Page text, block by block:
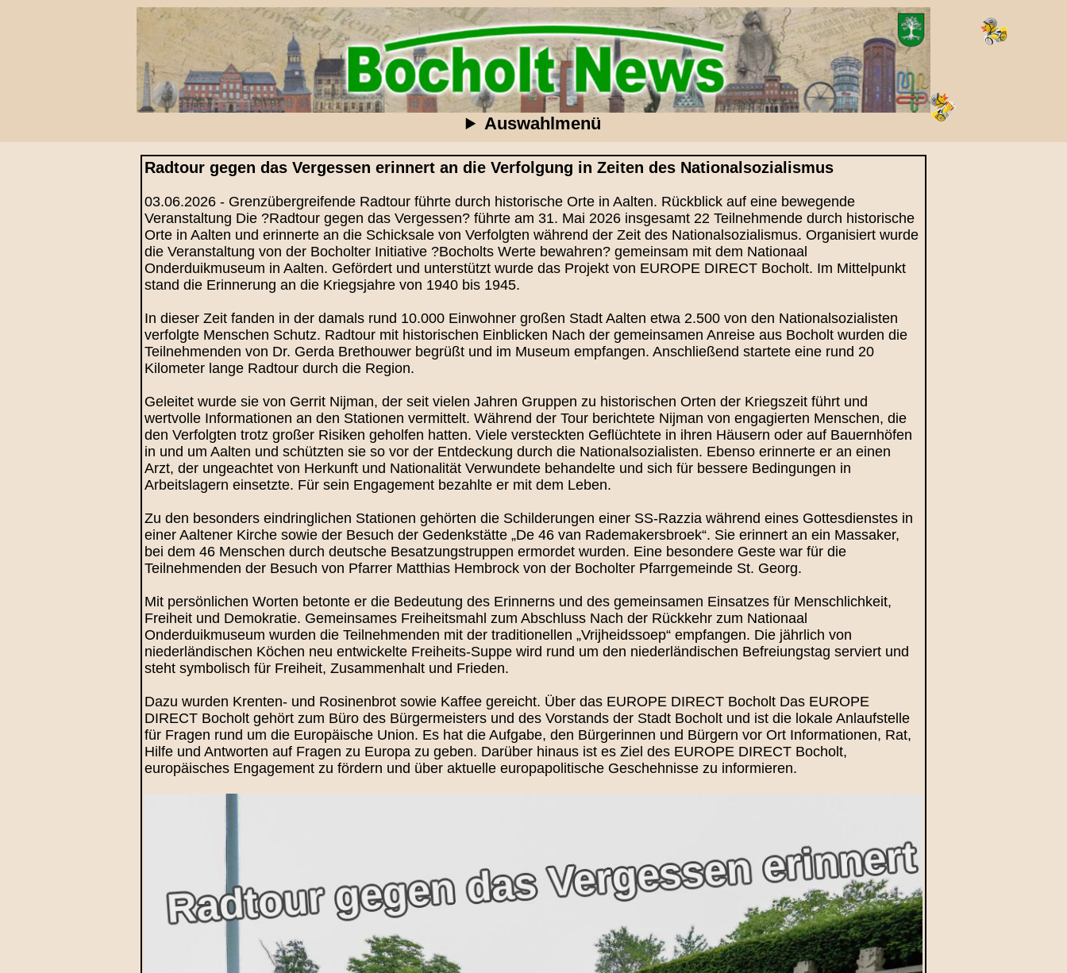
Auswahlmenü
Radtour gegen das Vergessen erinnert an die Verfolgung in Zeiten des Nationalsozialismus
03.06.2026 - Grenzübergreifende Radtour führte durch historische Orte in Aalten. Rückblick auf eine bewegende
Veranstaltung Die ?Radtour gegen das Vergessen? führte am 31. Mai 2026 insgesamt 22 Teilnehmende durch historische
Orte in Aalten und erinnerte an die Schicksale von Verfolgten während der Zeit des Nationalsozialismus. Organisiert wurde
die Veranstaltung von der Bocholter Initiative ?Bocholts Werte bewahren? gemeinsam mit dem Nationaal
Onderduikmuseum in Aalten. Gefördert und unterstützt wurde das Projekt von EUROPE DIRECT Bocholt. Im Mittelpunkt
stand die Erinnerung an die Kriegsjahre von 1940 bis 1945.
In dieser Zeit fanden in der damals rund 10.000 Einwohner großen Stadt Aalten etwa 2.500 von den Nationalsozialisten
verfolgte Menschen Schutz. Radtour mit historischen Einblicken Nach der gemeinsamen Anreise aus Bocholt wurden die
Teilnehmenden von Dr. Gerda Brethouwer begrüßt und im Museum empfangen. Anschließend startete eine rund 20
Kilometer lange Radtour durch die Region.
Geleitet wurde sie von Gerrit Nijman, der seit vielen Jahren Gruppen zu historischen Orten der Kriegszeit führt und
wertvolle Informationen an den Stationen vermittelt. Während der Tour berichtete Nijman von engagierten Menschen, die
den Verfolgten trotz großer Risiken geholfen hatten. Viele versteckten Geflüchtete in ihren Häusern oder auf Bauernhöfen
in und um Aalten und schützten sie so vor der Entdeckung durch die Nationalsozialisten. Ebenso erinnerte er an einen
Arzt, der ungeachtet von Herkunft und Nationalität Verwundete behandelte und sich für bessere Bedingungen in
Arbeitslagern einsetzte. Für sein Engagement bezahlte er mit dem Leben.
Zu den besonders eindringlichen Stationen gehörten die Schilderungen einer SS-Razzia während eines Gottesdienstes in
einer Aaltener Kirche sowie der Besuch der Gedenkstätte „De 46 van Rademakersbroek“. Sie erinnert an ein Massaker,
bei dem 46 Menschen durch deutsche Besatzungstruppen ermordet wurden. Eine besondere Geste war für die
Teilnehmenden der Besuch von Pfarrer Matthias Hembrock von der Bocholter Pfarrgemeinde St. Georg.
Mit persönlichen Worten betonte er die Bedeutung des Erinnerns und des gemeinsamen Einsatzes für Menschlichkeit,
Freiheit und Demokratie. Gemeinsames Freiheitsmahl zum Abschluss Nach der Rückkehr zum Nationaal
Onderduikmuseum wurden die Teilnehmenden mit der traditionellen „Vrijheidssoep“ empfangen. Die jährlich von
niederländischen Köchen neu entwickelte Freiheits-Suppe wird rund um den niederländischen Befreiungstag serviert und
steht symbolisch für Freiheit, Zusammenhalt und Frieden.
Dazu wurden Krenten- und Rosinenbrot sowie Kaffee gereicht. Über das EUROPE DIRECT Bocholt Das EUROPE
DIRECT Bocholt gehört zum Büro des Bürgermeisters und des Vorstands der Stadt Bocholt und ist die lokale Anlaufstelle
für Fragen rund um die Europäische Union. Es hat die Aufgabe, den Bürgerinnen und Bürgern vor Ort Informationen, Rat,
Hilfe und Antworten auf Fragen zu Europa zu geben. Darüber hinaus ist es Ziel des EUROPE DIRECT Bocholt,
europäisches Engagement zu fördern und über aktuelle europapolitische Geschehnisse zu informieren.